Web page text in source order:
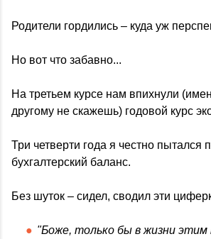
Родители гордились – куда уж
Но вот что забавно...
На третьем курсе нам впихнули
другому не скажешь) годовой курс
Три четверти года я честно пытался
бухгалтерский баланс.
Без шуток – сидел, сводил эти
"Боже, только бы в жизни этим